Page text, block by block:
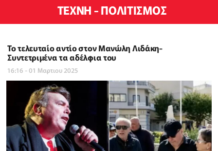
ΤΕΧΝΗ - ΠΟΛΙΤΙΣΜΟΣ
To τελευταίο αντίο στον Μανώλη Λιδάκη-
Συντετριμένα τα αδέλφια του
16:16 - 01 Μαρτιου 2025